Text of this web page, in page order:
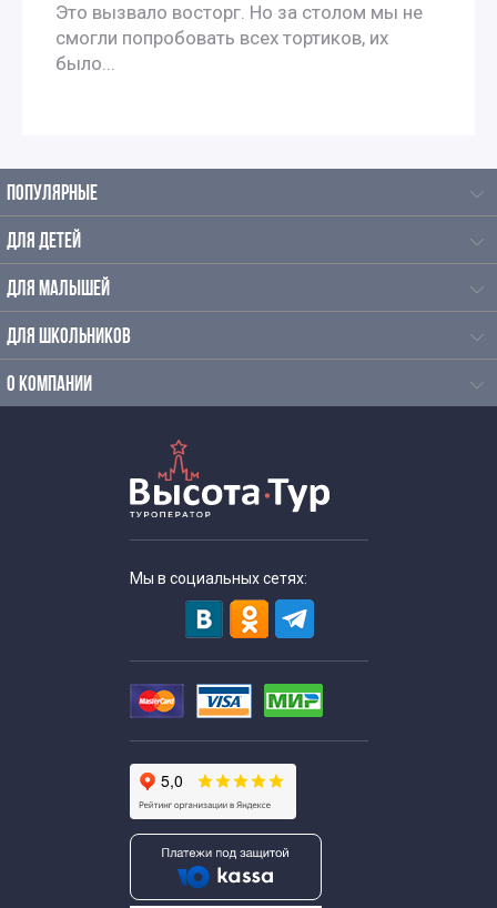
Экскурсии на зимние каникулы для школьников
Познавательные экскурсии для школьников
Экскурсии для школьников средних классов
Экскурсии для старшеклассников
Экскурсии выходного дня для школьников
Экскурсии для школьников в апреле
Экскурсии по Москве для школьников в декабре
Экскурсии для школьников в феврале
Экскурсии для школьников в июле
Экскурсии для школьников в июне
Экскурсии для школьников в январе
Это вызвало восторг. Но за столом мы не
смогли попробовать всех тортиков, их
было...
ПОПУЛЯРНЫЕ
ДЛЯ ДЕТЕЙ
ДЛЯ МАЛЫШЕЙ
ДЛЯ ШКОЛЬНИКОВ
О КОМПАНИИ
Мы в социальных сетях: